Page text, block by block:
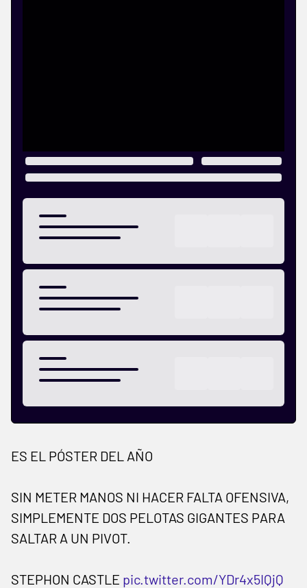
ES EL PÓSTER DEL AÑO
SIN METER MANOS NI HACER FALTA OFENSIVA,
SIMPLEMENTE DOS PELOTAS GIGANTES PARA
SALTAR A UN PIVOT.
STEPHON CASTLE pic.twitter.com/YDr4x5IQjQ